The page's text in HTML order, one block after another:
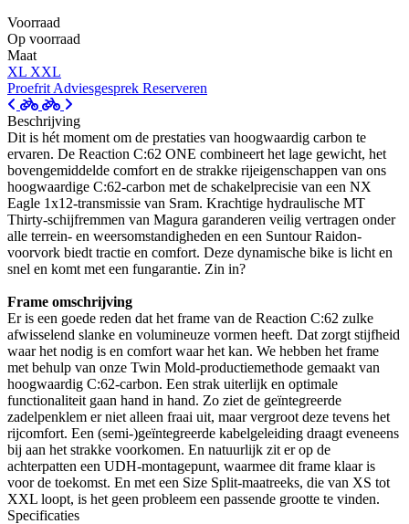
Voorraad
Op voorraad
Maat
XL XXL
Proefrit Adviesgesprek Reserveren
Beschrijving
Dit is hét moment om de prestaties van hoogwaardig carbon te
ervaren. De Reaction C:62 ONE combineert het lage gewicht, het
bovengemiddelde comfort en de strakke rijeigenschappen van ons
hoogwaardige C:62-carbon met de schakelprecisie van een NX
Eagle 1x12-transmissie van Sram. Krachtige hydraulische MT
Thirty-schijfremmen van Magura garanderen veilig vertragen onder
alle terrein- en weersomstandigheden en een Suntour Raidon-
voorvork biedt tractie en comfort. Deze dynamische bike is licht en
snel en komt met een fungarantie. Zin in?
Frame omschrijving
Er is een goede reden dat het frame van de Reaction C:62 zulke
afwisselend slanke en volumineuze vormen heeft. Dat zorgt stijfheid
waar het nodig is en comfort waar het kan. We hebben het frame
met behulp van onze Twin Mold-productiemethode gemaakt van
hoogwaardig C:62-carbon. Een strak uiterlijk en optimale
functionaliteit gaan hand in hand. Zo ziet de geïntegreerde
zadelpenklem er niet alleen fraai uit, maar vergroot deze tevens het
rijcomfort. Een (semi-)geïntegreerde kabelgeleiding draagt eveneens
bij aan het strakke voorkomen. En natuurlijk zit er op de
achterpatten een UDH-montagepunt, waarmee dit frame klaar is
voor de toekomst. En met een Size Split-maatreeks, die van XS tot
XXL loopt, is het geen probleem een passende grootte te vinden.
Specificaties